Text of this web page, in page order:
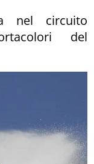
nel circuito
del